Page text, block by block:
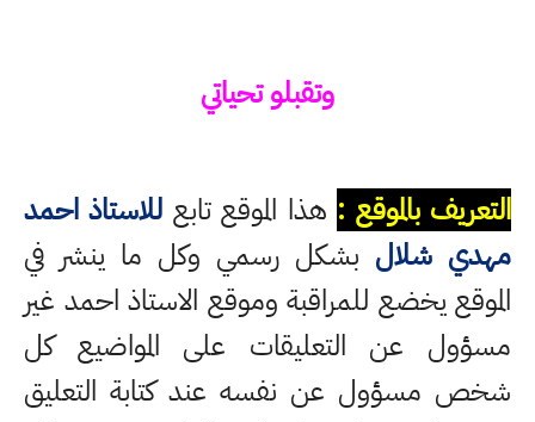
وتقبلو تحياتي
التعريف بالموقع : هذا الموقع تابع للاستاذ احمد
مهدي شلال بشكل رسمي وكل ما ينشر في
الموقع يخضع للمراقبة وموقع الاستاذ احمد غير
مسؤول عن التعليقات على المواضيع كل
شخص مسؤول عن نفسه عند كتابة التعليق